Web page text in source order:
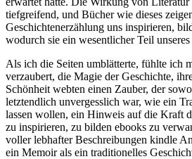
tiefgreifend, und Bücher wie dieses
Geschichtenerzählung uns inspirieren,
wodurch sie ein wesentlicher Teil
Als ich die Seiten umblätterte, fühlte ich
verzaubert, die Magie der Geschichte,
Schönheit webten einen Zauber, der
letztendlich unvergesslich war, wie ein
lassen wollen, ein Hinweis auf die Kraft
zu inspirieren, zu bilden ebooks zu
voller lebhafter Beschreibungen kindle
ein Memoir als ein traditionelles